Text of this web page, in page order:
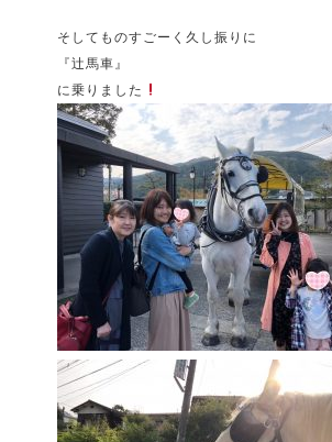
そしてものすごーく久し振りに
『辻馬車』
に乗りました